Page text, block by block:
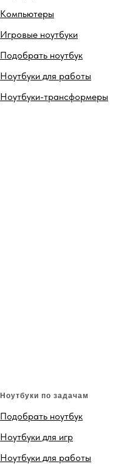
Компьютеры
Игровые ноутбуки
Подобрать ноутбук
Ноутбуки для работы
Ноутбуки-трансформеры
Ноутбуки по задачам
Подобрать ноутбук
Ноутбуки для игр
Ноутбуки для работы